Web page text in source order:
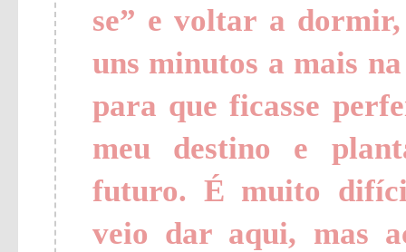
se” e voltar a
uns minutos a mais
para que ficasse
meu destino e
futuro. É muito
veio dar aqui, mas